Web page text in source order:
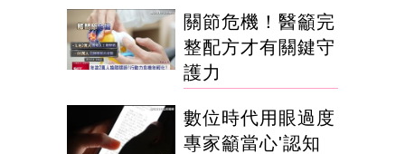
關節危機！醫籲完
整配方才有關鍵守
護力
數位時代用眼過度
專家籲當心'認知